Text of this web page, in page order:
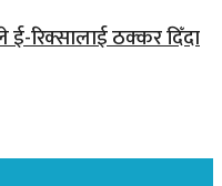
ई-रिक्सालाई ठक्कर दिँदा